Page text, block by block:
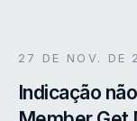
27 DE NOV. DE
Indicação